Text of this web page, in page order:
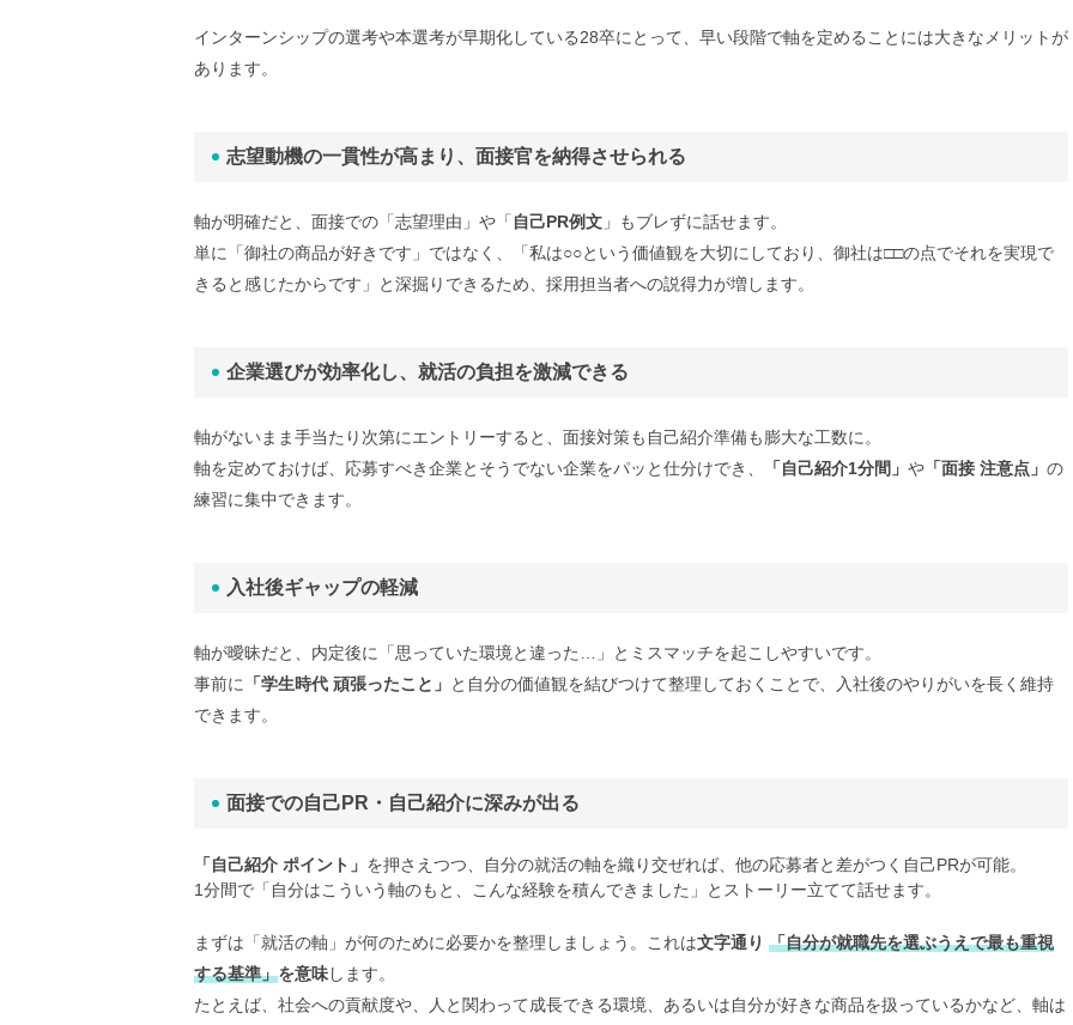
インターンシップの選考や本選考が早期化している28卒にとって、早い段階で軸を定めることには大きなメリットが
あります。
志望動機の一貫性が高まり、面接官を納得させられる
軸が明確だと、面接での「志望理由」や「 自己PR例文 」もブレずに話せます。
単に「御社の商品が好きです」ではなく、「私は○○という価値観を大切にしており、御社は□□の点でそれを実現で
きると感じたからです」と深掘りできるため、採用担当者への説得力が増します。
企業選びが効率化し、就活の負担を激減できる
軸がないまま手当たり次第にエントリーすると、面接対策も自己紹介準備も膨大な工数に。
軸を定めておけば、応募すべき企業とそうでない企業をパッと仕分けでき、
「自己紹介1分間」 や 「面接 注意点」 の
練習に集中できます。
入社後ギャップの軽減
軸が曖昧だと、内定後に「思っていた環境と違った…」とミスマッチを起こしやすいです。
事前に
「学生時代 頑張ったこと」 と自分の価値観を結びつけて整理しておくことで、入社後のやりがいを長く維持
できます。
面接での自己PR・自己紹介に深みが出る
「自己紹介 ポイント」 を押さえつつ、自分の就活の軸を織り交ぜれば、他の応募者と差がつく自己PRが可能。
1分間で「自分はこういう軸のもと、こんな経験を積んできました」とストーリー立てて話せます。
まずは「就活の軸」が何のために必要かを整理しましょう。これは文字通り 「自分が就職先を選ぶうえで最も重視
する基準」を意味します。
たとえば、社会への貢献度や、人と関わって成長できる環境、あるいは自分が好きな商品を扱っているかなど、軸は